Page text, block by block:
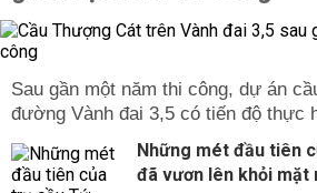
Sau gần một năm thi công, dự án
đường Vành đai 3,5 có tiến độ thực
Những mét đầu tiên
đã vươn lên khỏi mặt